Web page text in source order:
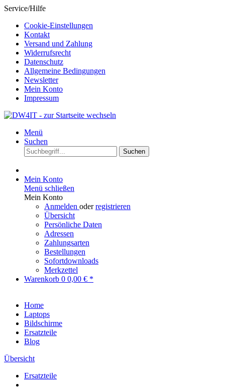
Service/Hilfe
Cookie-Einstellungen
Kontakt
Versand und Zahlung
Widerrufsrecht
Datenschutz
Allgemeine Bedingungen
Newsletter
Mein Konto
Impressum
Menü
Suchen
Suchen
Mein Konto
Menü schließen
Mein Konto
Anmelden oderregistrieren
Übersicht
Persönliche Daten
Adressen
Zahlungsarten
Bestellungen
Sofortdownloads
Merkzettel
Warenkorb 0 0,00 € *
Home
Laptops
Bildschirme
Ersatzteile
Blog
Übersicht
Ersatzteile